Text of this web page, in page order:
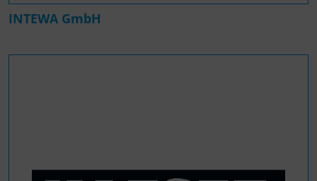
INTEWA GmbH